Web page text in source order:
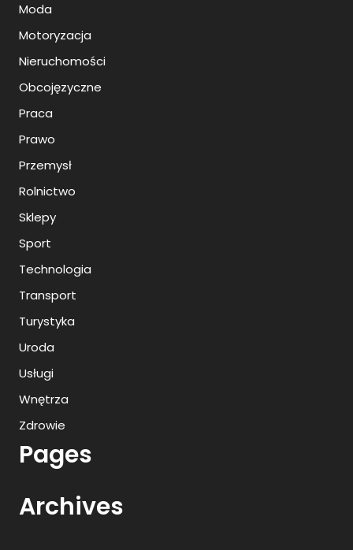
Moda
Motoryzacja
Nieruchomości
Obcojęzyczne
Praca
Prawo
Przemysł
Rolnictwo
Sklepy
Sport
Technologia
Transport
Turystyka
Uroda
Usługi
Wnętrza
Zdrowie
Pages
Archives